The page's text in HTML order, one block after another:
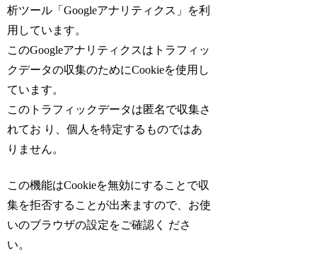
析ツール「Googleアナリティクス」を利
用しています。
このGoogleアナリティクスはトラフィッ
クデータの収集のためにCookieを使用し
ています。
このトラフィックデータは匿名で収集さ
れてお り、個人を特定するものではあ
りません。
この機能はCookieを無効にすることで収
集を拒否することが出来ますので、お使
いのブラウザの設定をご確認く ださ
い。